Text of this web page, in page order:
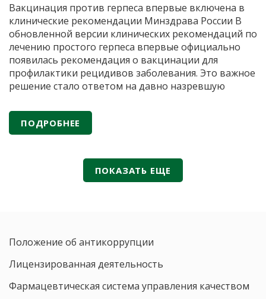
выбора
пробиотиков
Вакцинация против герпеса впервые включена в
клинические рекомендации Минздрава России В
обновленной версии клинических рекомендаций по
лечению простого герпеса впервые официально
появилась рекомендация о вакцинации для
профилактики рецидивов заболевания. Это важное
решение стало ответом на давно назревшую
Герпетическая инфекция остается одной из самых
распространенных вирусных инфекций человека,
при этом стандартная антивирусная терапия
ПОДРОБНЕЕ
ПОКАЗАТЬ ЕЩЕ
Положение об антикоррупции
Лицензированная деятельность
Фармацевтическая система управления качеством